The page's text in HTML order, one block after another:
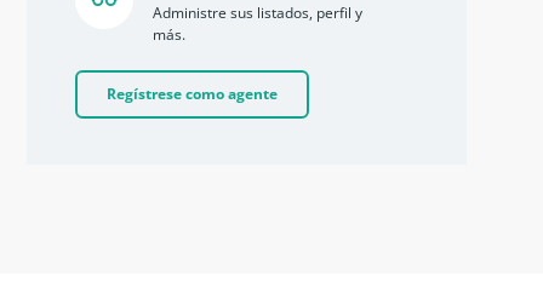
Administre sus listados, perfil y
más.
Regístrese como agente